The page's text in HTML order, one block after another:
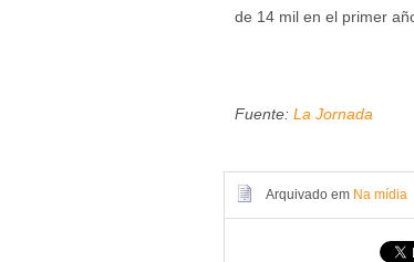
de 14 mil en el primer
Fuente: La Jornada
Arquivado em Na mídia